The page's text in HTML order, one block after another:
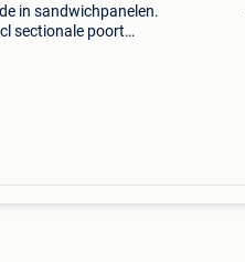
in sandwichpanelen.
sectionale poort